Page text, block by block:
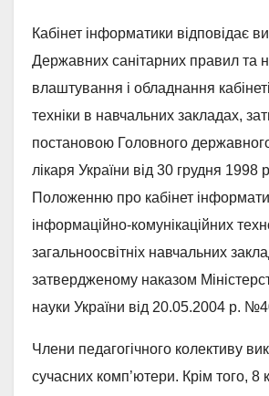
Кабінет інформатики відповідає
Державних санітарних правил та
влаштування і обладнання
техніки в навчальних закладах,
постановою Головного
лікаря України від 30 грудня 1998
Положенню про кабінет
інформаційно-комунікаційних
загальноосвітніх навчальних
затвердженому наказом
науки України від 20.05.2004 р.
Члени педагогічного колективу
сучасних комп’ютери. Крім того, 8